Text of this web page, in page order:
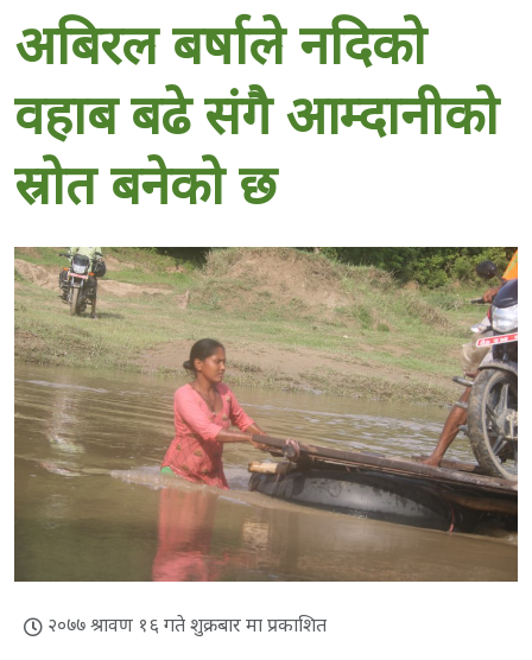
अबिरल बर्षाले नदिको
वहाब बढे संगै आम्दानीको
स्रोत बनेको छ
२०७७ श्रावण १६ गते शुक्रबार मा प्रकाशित